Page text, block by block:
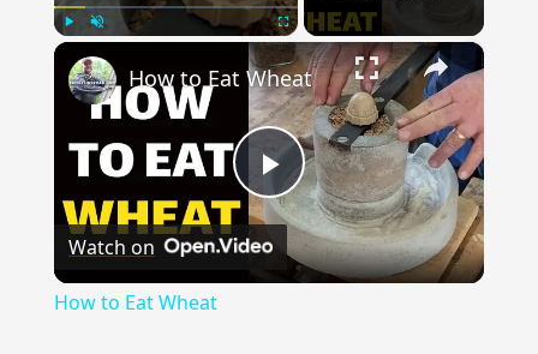
Fullscreen ×
Play
Video
How to Eat Wheat
Watch on
How to Eat Wheat